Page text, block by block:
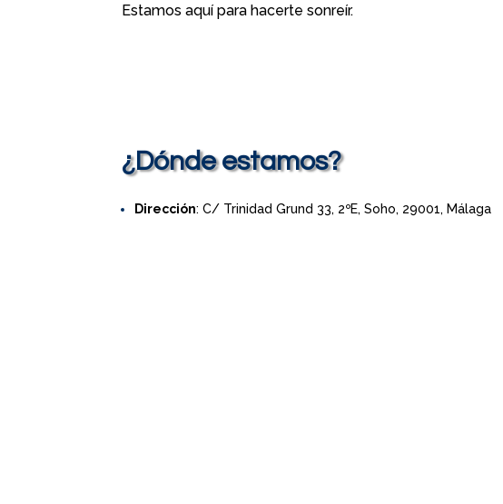
Estamos aquí para hacerte sonreír.
¿Dónde estamos?
Dirección: C/ Trinidad Grund 33, 2ºE, Soho, 29001, Málaga